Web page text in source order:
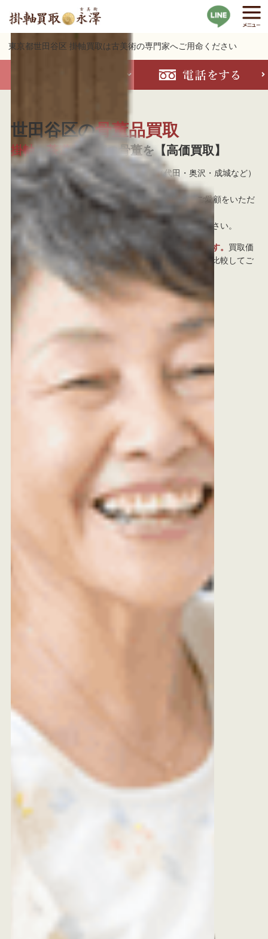
東京都世田谷区 掛軸買取は古美術の専門家へご用命ください
世田谷区の骨董品買取
掛軸・茶道具などの骨董を【高価買取】
掛軸買取 古美術永澤は東京都世田谷区（代田・奥沢・成城など）
への出張を意欲的に行なっております。
古美術商として当社は25年以上に渡りお客様からご愛顧をいただ
当日のご訪問も可能です。お急ぎの場合はご相談ください。
世田谷区にて長年に渡り、掛軸買取の実績がございます。 買取価
格の事ならどの買取専門店よりも負けません。他店と比較してご
覧下さい。